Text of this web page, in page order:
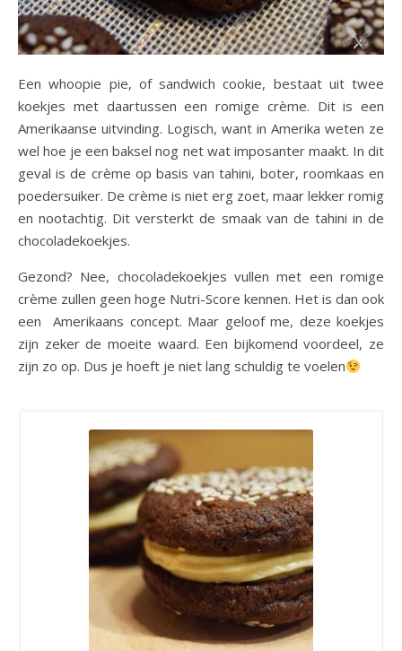
Een whoopie pie, of sandwich cookie, bestaat uit twee
koekjes met daartussen een romige crème. Dit is een
Amerikaanse uitvinding. Logisch, want in Amerika weten ze
wel hoe je een baksel nog net wat imposanter maakt. In dit
geval is de crème op basis van tahini, boter, roomkaas en
poedersuiker. De crème is niet erg zoet, maar lekker romig
en nootachtig. Dit versterkt de smaak van de tahini in de
chocoladekoekjes.
Gezond? Nee, chocoladekoekjes vullen met een romige
crème zullen geen hoge Nutri-Score kennen. Het is dan ook
een Amerikaans concept. Maar geloof me, deze koekjes
zijn zeker de moeite waard. Een bijkomend voordeel, ze
zijn zo op. Dus je hoeft je niet lang schuldig te voelen